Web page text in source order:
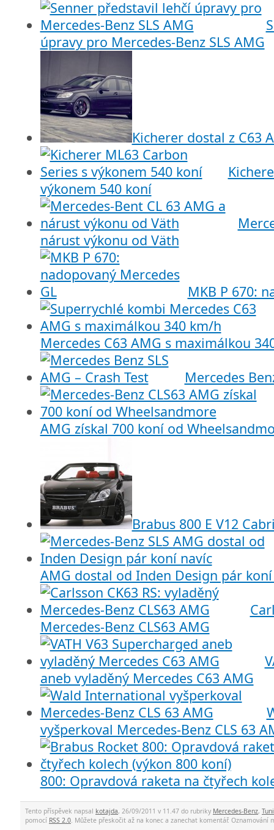
úpravy pro Mercedes-Benz SLS AMG
Kicherer dostal z C63
výkonem 540 koní
nárust výkonu od Väth
MKB P 670:
Mercedes C63 AMG s maximálkou
Mercedes
AMG získal 700 koní od
Brabus 800 E V12
AMG dostal od Inden Design pár
Mercedes-Benz CLS63 AMG
aneb vyladěný Mercedes C63 AMG
vyšperkoval Mercedes-Benz CLS 63
800: Opravdová raketa na čtyřech
Tento příspěvek napsal kotajda, 26/09/2011 v 11.47 do rubriky Mercedes-Benz,
pomocí RSS 2.0. Můžete přeskočit až na konec a zanechat komentář. Oznamování